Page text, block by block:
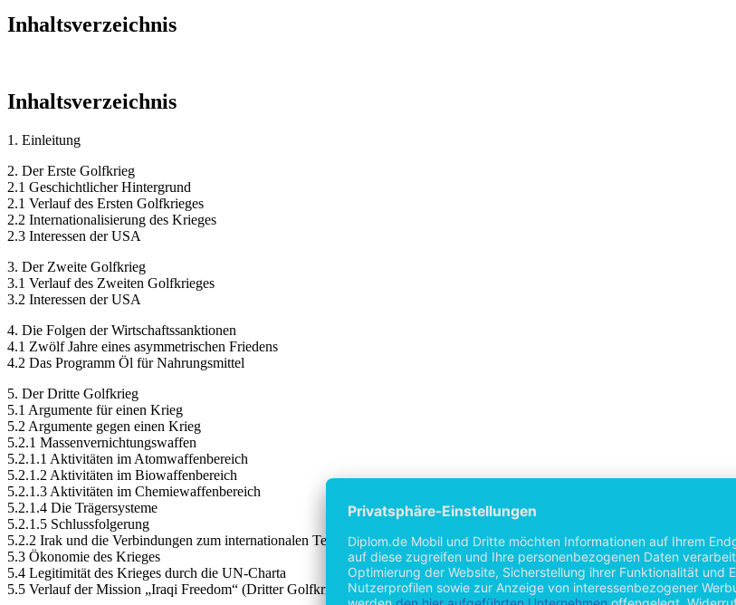
Inhaltsverzeichnis
Inhaltsverzeichnis
1. Einleitung
2. Der Erste Golfkrieg
2.1 Geschichtlicher Hintergrund
2.1 Verlauf des Ersten Golfkrieges
2.2 Internationalisierung des Krieges
2.3 Interessen der USA
3. Der Zweite Golfkrieg
3.1 Verlauf des Zweiten Golfkrieges
3.2 Interessen der USA
4. Die Folgen der Wirtschaftssanktionen
4.1 Zwölf Jahre eines asymmetrischen Friedens
4.2 Das Programm Öl für Nahrungsmittel
5. Der Dritte Golfkrieg
5.1 Argumente für einen Krieg
5.2 Argumente gegen einen Krieg
5.2.1 Massenvernichtungswaffen
5.2.1.1 Aktivitäten im Atomwaffenbereich
5.2.1.2 Aktivitäten im Biowaffenbereich
5.2.1.3 Aktivitäten im Chemiewaffenbereich
5.2.1.4 Die Trägersysteme
5.2.1.5 Schlussfolgerung
5.2.2 Irak und die Verbindungen zum internationalen Terrornetz
5.3 Ökonomie des Krieges
5.4 Legitimität des Krieges durch die UN-Charta
5.5 Verlauf der Mission „Iraqi Freedom“ (Dritter Golfkrieg)